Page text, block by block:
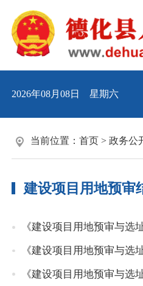
2026年08月08日 星期六
当前位置： 首页 > 政务公
建设项目用地预审
《建设项目用地预审与选
《建设项目用地预审与
《建设项目用地预审与